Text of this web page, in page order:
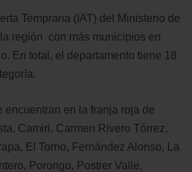
Temprana (IAT) del Ministerio de
región con más municipios en
En total, el departamento tiene 18
encuentran en la franja roja de
Camiri, Carmen Rivero Tórrez,
El Torno, Fernández Alonso, La
Porongo, Postrer Valle,